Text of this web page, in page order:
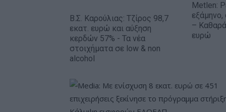
Β.Σ. Καρούλιας: Τζίρος 98,7
εκατ. ευρώ και αύξηση
κερδών 57% - Τα νέα
στοιχήματα σε low & non
alcohol
Metlen:
–
ευρώ